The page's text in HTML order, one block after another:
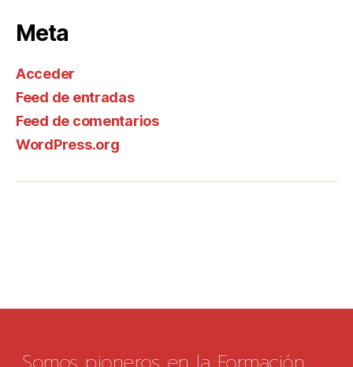
Meta
Acceder
Feed de entradas
Feed de comentarios
WordPress.org